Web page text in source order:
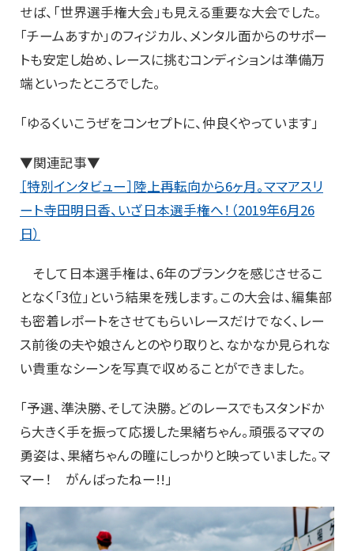
せば、「世界選手権大会」も見える重要な大会でした。
「チームあすか」のフィジカル、メンタル面からのサポー
トも安定し始め、レースに挑むコンディションは準備万
端といったところでした。
「ゆるくいこうぜをコンセプトに、仲良くやっています」
▼関連記事▼
［特別インタビュー］陸上再転向から6ヶ月。ママアスリ
ート寺田明日香、いざ日本選手権へ！（2019年6月26
日）
そして日本選手権は、6年のブランクを感じさせるこ
となく「3位」という結果を残します。この大会は、編集部
も密着レポートをさせてもらいレースだけでなく、レー
ス前後の夫や娘さんとのやり取りと、なかなか見られな
い貴重なシーンを写真で収めることができました。
「予選、準決勝、そして決勝。どのレースでもスタンドか
ら大きく手を振って応援した果緒ちゃん。頑張るママの
勇姿は、果緒ちゃんの瞳にしっかりと映っていました。マ
マー！ がんばったねー!!」